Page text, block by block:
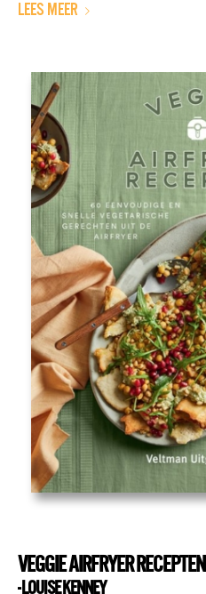
LEES MEER
VEGGIE AIRFRYER RECEPTEN
- LOUISE KENNEY